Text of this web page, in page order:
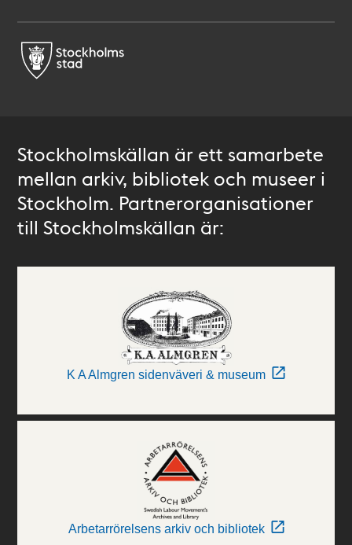
Stockholmskällan är ett samarbete
mellan arkiv, bibliotek och museer i
Stockholm. Partnerorganisationer
till Stockholmskällan är:
K A Almgren sidenväveri & museum
Arbetarrörelsens arkiv och bibliotek